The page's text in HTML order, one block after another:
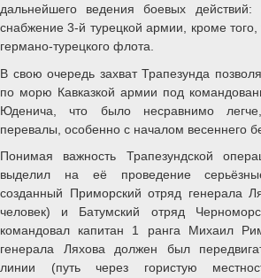
дальнейшего ведения боевых
снабжение 3-й турецкой армии, кроме
германо-турецкого флота.
В свою очередь захват Трапезунда
по морю Кавказкой армии под
Юденича, что было несравнимо
перевалы, особенно с началом весеннего
Понимая важность Трапезундской
выделил на её проведение
созданный Приморский отряд генерала
человек) и Батумский отряд
командовал капитан 1 ранга Михаил
генерала Ляхова должен был
линии (путь через гористую